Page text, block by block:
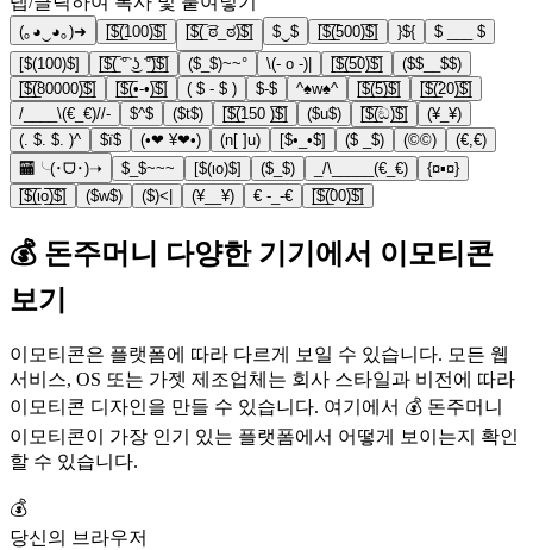
(｡◕‿◕｡)➜ [̲̅$̲̅(̲̅100)̲̅$̲̅] [̲̅$̲̅(̲̅ ͡ಠ_ಠ)̲̅$̲̅] $‿$ [̲̅$̲̅(̲̅500)̲̅$̲̅] }${
$ ___ $
[$(100)$]
[̲̅$̲̅(̲̅ ͡° ͜ʖ ͡°̲̅)̲̅$̲̅] ($_$)~~° \(- o -)| [̲̅$̲̅(̲̅5̲̅0)̲̅$̲̅]
($$__$$)
[̲̅$̲̅(̲̅80000)̲̅$̲̅]
[̲̅$̲̅(̲̅•-•)̲̅$̲̅] ( $ - $ ) $-$ ^♠w♠^ [̲̅$̲̅(̲̅5̲̅)̲̅$̲̅]
[̲̅$̲̅(̲̅20)̲̅$̲̅]
/____\(€_€)//-
$^$ ($t$) [̲̅$̲̅(̲̅150 )̲̅$̲̅] ($u$) [̲̅$̲̅(̲̅ඞ)̲̅$̲̅]
(¥_¥)
(. $. $. )^
$ï$ (•❤ ¥❤•) (n[ ]u) [$•_•$] ($ _$) (©©)
(€,€)
🏧╰(･ᗜ･)➝
$_$~~~ [$(ιο)$] ($_$) _/\_____(€_€)
{¤▪¤}
[̲̅$̲̅(̲̅ιο̲̅̅)̲̅$̲̅]
($w$) ($)<| (¥__¥) € -_-€ [̲̅$̲̅(̲̅00)̲̅$̲̅]
💰 돈주머니 다양한 기기에서 이모티콘
보기
이모티콘은 플랫폼에 따라 다르게 보일 수 있습니다. 모든 웹
서비스, OS 또는 가젯 제조업체는 회사 스타일과 비전에 따라
이모티콘 디자인을 만들 수 있습니다. 여기에서 💰 돈주머니
이모티콘이 가장 인기 있는 플랫폼에서 어떻게 보이는지 확인
할 수 있습니다.
💰
당신의 브라우저